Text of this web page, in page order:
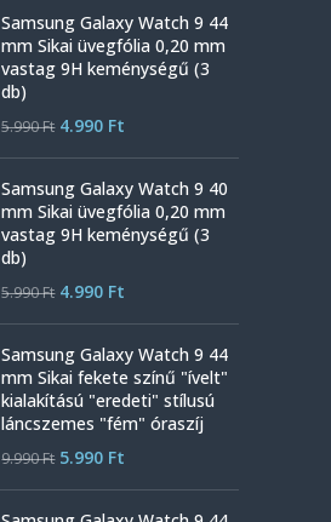
Samsung Galaxy Watch 9 44
mm Sikai üvegfólia 0,20 mm
vastag 9H keménységű (3
db)
5.990Ft 4.990 Ft
Samsung Galaxy Watch 9 40
mm Sikai üvegfólia 0,20 mm
vastag 9H keménységű (3
db)
5.990Ft 4.990 Ft
Samsung Galaxy Watch 9 44
mm Sikai fekete színű "ívelt"
kialakítású "eredeti" stílusú
láncszemes "fém" óraszíj
9.990Ft 5.990 Ft